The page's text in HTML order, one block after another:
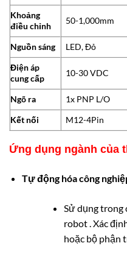
Khoảng
điều chỉnh
50-1,000mm
Nguồn sáng
LED, Đỏ
Điện áp
cung cấp
10-30 VDC
Ngõ ra
1x PNP L/O
Kết nối
M12-4Pin
Ứng dụng ngành của
Tự động hóa công
Sử dụng trong
robot . Xác
hoặc bộ phận